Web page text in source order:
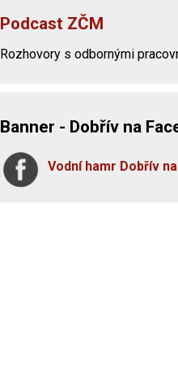
Podcast ZČM
Rozhovory s odbornými
Banner - Dobřív na
Vodní hamr Dobřív